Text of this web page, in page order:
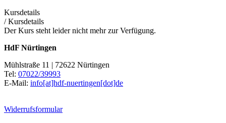
Kursdetails
/Kursdetails
Der Kurs steht leider nicht mehr zur Verfügung.
HdF Nürtingen
Mühlstraße 11 | 72622 Nürtingen
Tel: 07022/39993
E-Mail: info[at]hdf-nuertingen[dot]de
Widerrufsformular